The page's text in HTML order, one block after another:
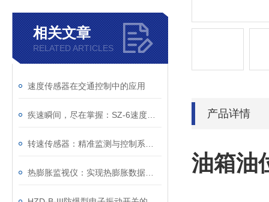
相关文章
RELATED ARTICLES
速度传感器在交通控制中的应用
产品详情
油箱油